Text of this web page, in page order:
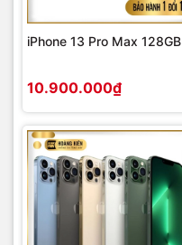
iPhone 13 Pro Max 128GB
10.900.000₫